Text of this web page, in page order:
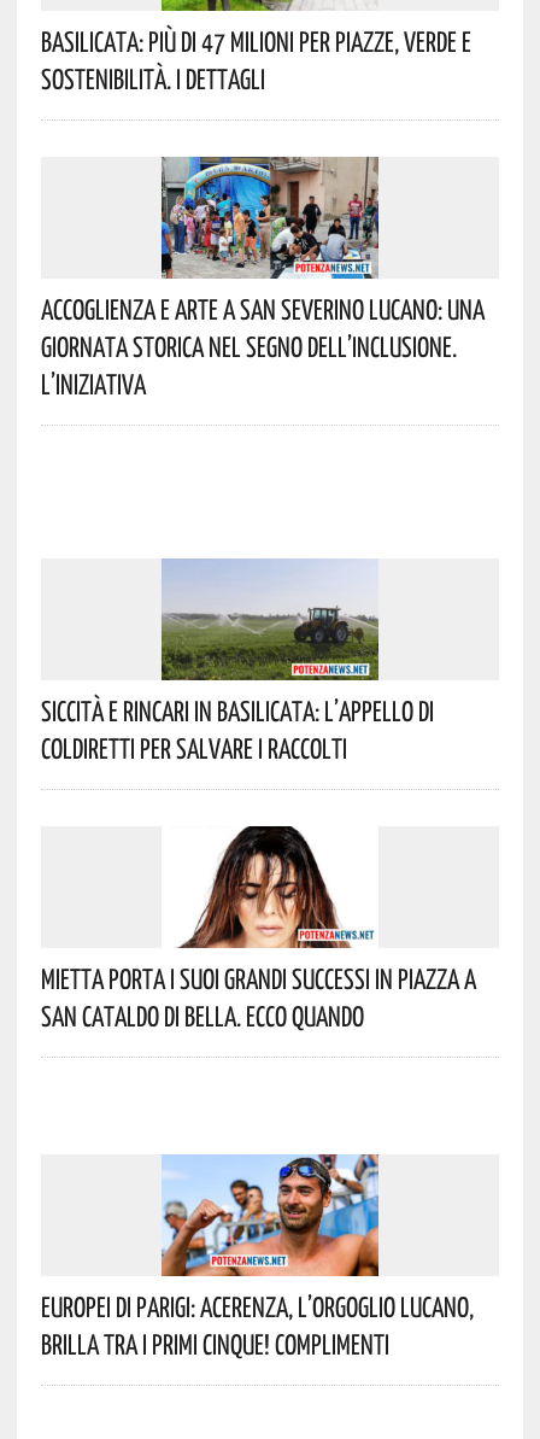
Basilicata: Più Di 47 Milioni Per Piazze, Verde E
Sostenibilità. I Dettagli
Accoglienza E Arte A San Severino Lucano: Una
Giornata Storica Nel Segno Dell’inclusione.
L’iniziativa
Siccità E Rincari In Basilicata: L’appello Di
Coldiretti Per Salvare I Raccolti
Mietta Porta I Suoi Grandi Successi In Piazza A
San Cataldo Di Bella. Ecco Quando
Europei Di Parigi: Acerenza, L’orgoglio Lucano,
Brilla Tra I Primi Cinque! Complimenti